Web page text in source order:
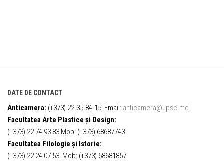
DATE DE CONTACT
Anticamera: (+373) 22-35-84-15, Email: anticamera@upsc.md
Facultatea Arte Plastice și Design:
(+373) 22 74 93 83 Mob: (+373) 68687743
Facultatea Filologie și Istorie:
(+373) 22 24 07 53 Mob: (+373) 68681857